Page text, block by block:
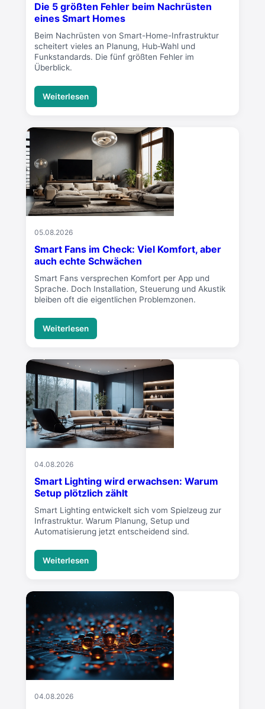
Die 5 größten Fehler beim Nachrüsten
eines Smart Homes
Beim Nachrüsten von Smart-Home-Infrastruktur
scheitert vieles an Planung, Hub-Wahl und
Funkstandards. Die fünf größten Fehler im
Überblick.
Weiterlesen
05.08.2026
Smart Fans im Check: Viel Komfort, aber
auch echte Schwächen
Smart Fans versprechen Komfort per App und
Sprache. Doch Installation, Steuerung und Akustik
bleiben oft die eigentlichen Problemzonen.
Weiterlesen
04.08.2026
Smart Lighting wird erwachsen: Warum
Setup plötzlich zählt
Smart Lighting entwickelt sich vom Spielzeug zur
Infrastruktur. Warum Planung, Setup und
Automatisierung jetzt entscheidend sind.
Weiterlesen
04.08.2026